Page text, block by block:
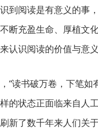
到阅读是有意义的事
断充盈生命、厚植文
认识阅读的价值与意义
读书破万卷，下笔如
的状态正面临来自人
新了数千年来人们关